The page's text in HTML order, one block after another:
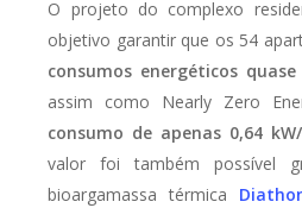
O projeto do complexo
objetivo garantir que os 54
consumos energéticos
assim como Nearly Zero
consumo de apenas 0,64
valor foi também possível
bioargamassa térmica